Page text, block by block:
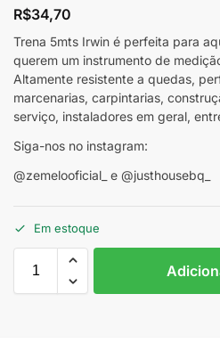
R$34,70
Trena 5mts Irwin é perfeita para
querem um instrumento de
Altamente resistente a quedas,
marcenarias, carpintarias,
serviço, instaladores em geral,
Siga-nos no instagram:
@zemelooficial_ e @justhousebq_
Em estoque